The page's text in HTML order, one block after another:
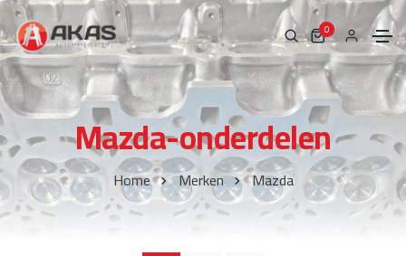
0
Mazda-onderdelen
Home Merken Mazda